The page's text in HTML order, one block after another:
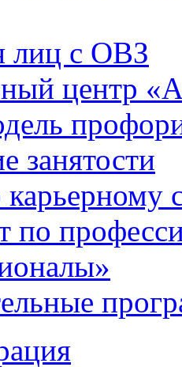
лиц с ОВЗ
центр
занятости
по